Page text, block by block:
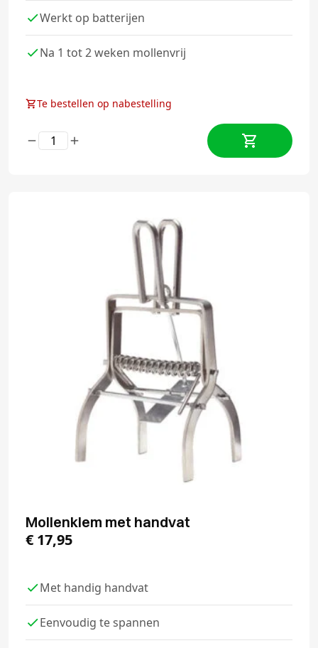
Werkt op batterijen
Na 1 tot 2 weken mollenvrij
Te bestellen op nabestelling
Mollenklem met handvat
€ 17,95
Met handig handvat
Eenvoudig te spannen